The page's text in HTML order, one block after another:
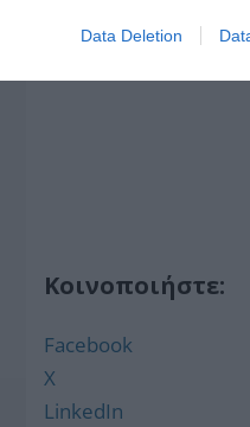
Data Deletion
Κοινοποιήστε:
Facebook
X
LinkedIn